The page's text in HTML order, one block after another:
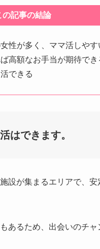
の記事の結論
性が多く、ママ活しやす
高額なお手当が期待でき
できる
はできます。
設が集まるエリアで、
あるため、出会いのチ